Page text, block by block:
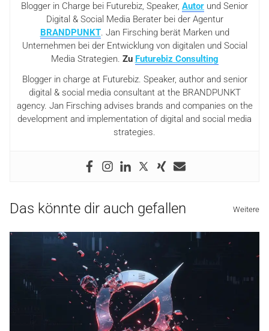
Blogger in Charge bei Futurebiz, Speaker, Autor und Senior
Digital & Social Media Berater bei der Agentur
BRANDPUNKT. Jan Firsching berät Marken und
Unternehmen bei der Entwicklung von digitalen und Social
Media Strategien. Zu Futurebiz Consulting
Blogger in charge at Futurebiz. Speaker, author and senior
digital & social media consultant at the BRANDPUNKT
agency. Jan Firsching advises brands and companies on the
development and implementation of digital and social media
strategies.
Das könnte dir auch gefallen Weitere